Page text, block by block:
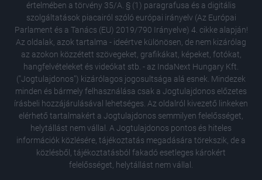
értelmében a törvény 35/A. § (1) paragrafusa és a digitális
szolgáltatások piacairól szóló európai irányelv (Az Európai
Parlament és a Tanács (EU) 2019/790 Irányelve) 4. cikke alapján!
Az oldalak, azok tartalma - ideértve különösen, de nem kizárólag
az azokon közzétett szövegeket, grafikákat, képeket, fotókat,
hangfelvételeket és videókat stb. - az IndaNext Hungary Kft.
("Jogtulajdonos") kizárólagos jogosultsága alá esnek. Mindezek
minden és bármely felhasználása csak a Jogtulajdonos előzetes
írásbeli hozzájárulásával lehetséges. Az oldalról kivezető linkeken
elérhető tartalmakért a Jogtulajdonos semmilyen felelősséget,
helytállást nem vállal. A Jogtulajdonos pontos és hiteles
információk közlésére, tájékoztatás megadására törekszik, de a
közlésből, tájékoztatásból fakadó esetleges károkért
felelősséget, helytállást nem vállal.